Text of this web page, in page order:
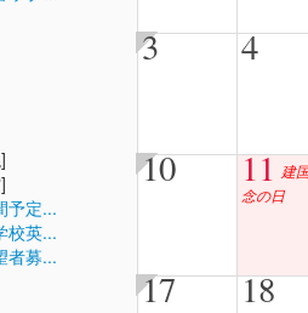
予定...
校英...
者募...
3 4
10 11 建
念の日
17 18